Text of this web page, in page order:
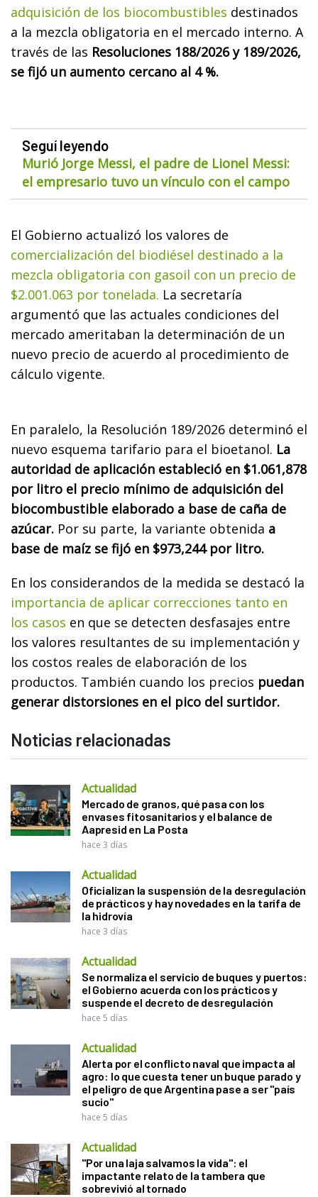
adquisición de los biocombustibles destinados
a la mezcla obligatoria en el mercado interno. A
través de las Resoluciones 188/2026 y 189/2026,
se fijó un aumento cercano al 4 %.
Seguí leyendo
Murió Jorge Messi, el padre de Lionel Messi:
el empresario tuvo un vínculo con el campo
El Gobierno actualizó los valores de
comercialización del biodiésel destinado a la
mezcla obligatoria con gasoil con un precio de
$2.001.063 por tonelada. La secretaría
argumentó que las actuales condiciones del
mercado ameritaban la determinación de un
nuevo precio de acuerdo al procedimiento de
cálculo vigente.
En paralelo, la Resolución 189/2026 determinó el
nuevo esquema tarifario para el bioetanol. La
autoridad de aplicación estableció en $1.061,878
por litro el precio mínimo de adquisición del
biocombustible elaborado a base de caña de
azúcar. Por su parte, la variante obtenida a
base de maíz se fijó en $973,244 por litro.
En los considerandos de la medida se destacó la
importancia de aplicar correcciones tanto en
los casos en que se detecten desfasajes entre
los valores resultantes de su implementación y
los costos reales de elaboración de los
productos. También cuando los precios puedan
generar distorsiones en el pico del surtidor.
Noticias relacionadas
Actualidad
Mercado de granos, qué pasa con los
envases fitosanitarios y el balance de
Aapresid en La Posta
hace 3 días
Actualidad
Oficializan la suspensión de la desregulación
de prácticos y hay novedades en la tarifa de
la hidrovía
hace 3 días
Actualidad
Se normaliza el servicio de buques y puertos:
el Gobierno acuerda con los prácticos y
suspende el decreto de desregulación
hace 5 días
Actualidad
Alerta por el conflicto naval que impacta al
agro: lo que cuesta tener un buque parado y
el peligro de que Argentina pase a ser "país
sucio"
hace 5 días
Actualidad
"Por una laja salvamos la vida": el
impactante relato de la tambera que
sobrevivió al tornado